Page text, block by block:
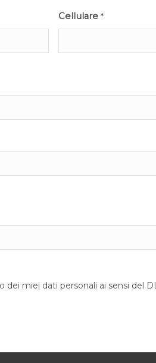
Cellulare *
miei dati personali ai sensi del